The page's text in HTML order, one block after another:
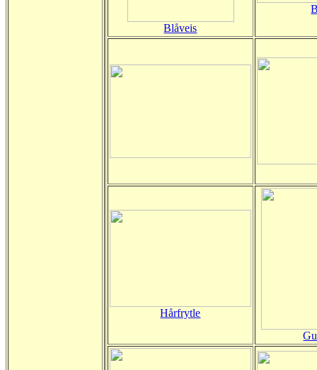
Blåveis
Hårfrytle